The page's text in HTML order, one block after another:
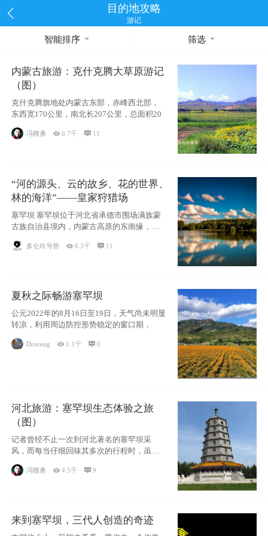
目的地攻略
游记
智能排序 筛选
内蒙古旅游：克什克腾大草原游记
（图）
克什克腾旗地处内蒙古东部，赤峰西北部，
东西宽170公里，南北长207公里，总面积20
冯赣勇 6.7千  11
“河的源头、云的故乡、花的世界、
林的海洋”——皇家狩猎场
塞罕坝 塞罕坝位于河北省承德市围场满族蒙
古族自治县境内，内蒙古高原的东南缘，地
多仑玖号营 6.3千  11
夏秋之际畅游塞罕坝
公元2022年的8月16日至19日，天气尚未明显
转凉，利用周边防控形势稳定的窗口期，
Droceng  1.1千 0
河北旅游：塞罕坝生态体验之旅
（图）
记者曾经不止一次到河北著名的塞罕坝采
风，而每当仔细回味其多次的行程时，虽说
冯赣勇 4.5千 9
来到塞罕坝，三代人创造的奇迹